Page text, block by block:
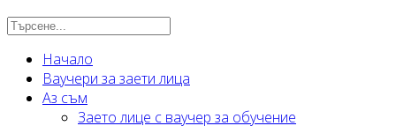
Начало
Ваучери за заети лица
Аз съм
Заето лице с ваучер за обучение